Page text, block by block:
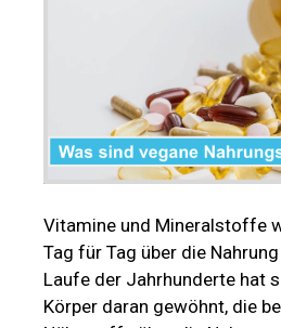
Vitamine und Mineralstoffe
Tag für Tag über die
Laufe der Jahrhunderte hat
Körper daran gewöhnt, die